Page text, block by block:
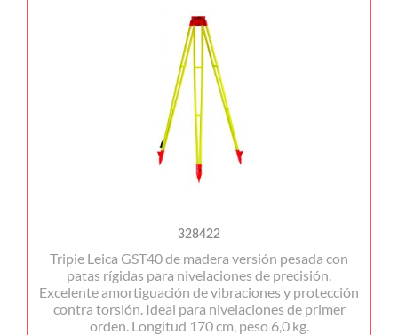
328422
Tripie Leica GST40 de madera versión pesada con
patas rígidas para nivelaciones de precisión.
Excelente amortiguación de vibraciones y protección
contra torsión. Ideal para nivelaciones de primer
orden. Longitud 170 cm, peso 6,0 kg.